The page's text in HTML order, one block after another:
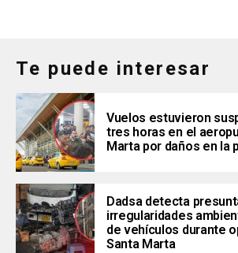
Te puede interesar
Vuelos estuvieron
tres horas en el
Marta por daños en la
Dadsa detecta
irregularidades
de vehículos durante
Santa Marta